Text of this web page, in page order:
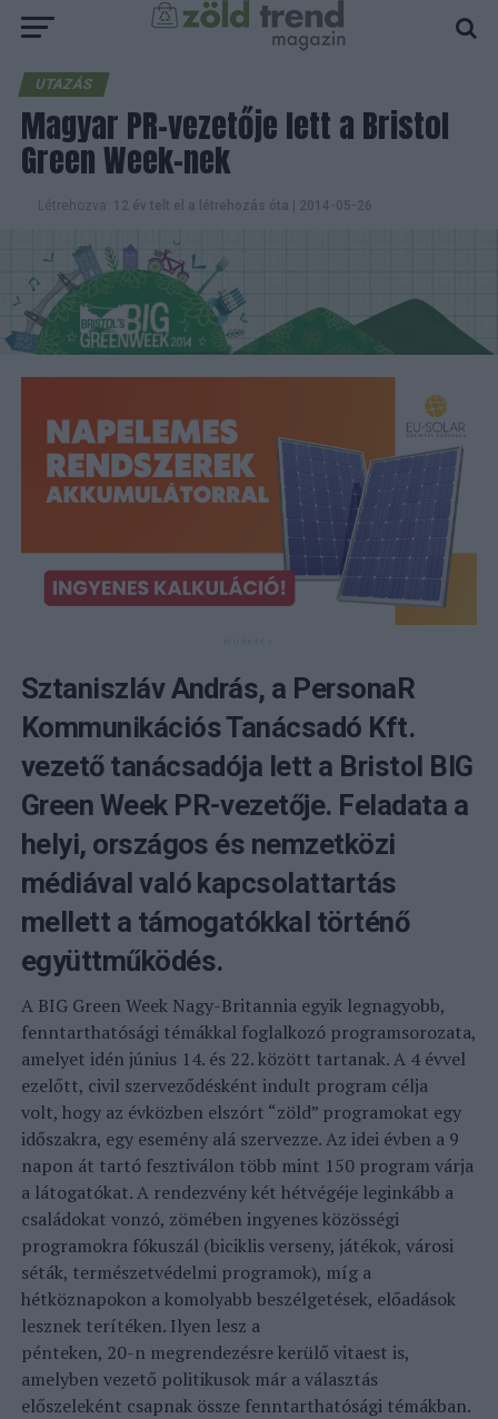
UTAZÁS
Magyar PR-vezetője lett a Bristol
Green Week-nek
Létrehozva: 12 év telt el a létrehozás óta 2014-05-26
Sztaniszláv András, a PersonaR
Kommunikációs Tanácsadó Kft.
vezető tanácsadója lett a Bristol BIG
Green Week PR-vezetője. Feladata a
helyi, országos és nemzetközi
médiával való kapcsolattartás
mellett a támogatókkal történő
együttműködés.
A BIG Green Week Nagy-Britannia egyik legnagyobb,
fenntarthatósági témákkal foglalkozó programsorozata,
amelyet idén június 14. és 22. között tartanak. A 4 évvel
ezelőtt, civil szerveződésként indult program célja
volt, hogy az évközben elszórt “zöld” programokat egy
időszakra, egy esemény alá szervezze. Az idei évben a 9
napon át tartó fesztiválon több mint 150 program várja
a látogatókat. A rendezvény két hétvégéje leginkább a
családokat vonzó, zömében ingyenes közösségi
programokra fókuszál (biciklis verseny, játékok, városi
séták, természetvédelmi programok), míg a
hétköznapokon a komolyabb beszélgetések, előadások
lesznek terítéken. Ilyen lesz a
pénteken, 20-n megrendezésre kerülő vitaest is,
amelyben vezető politikusok már a választás
előszeleként csapnak össze fenntarthatósági témákban.